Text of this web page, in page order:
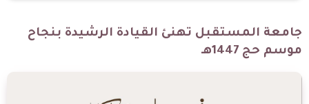
جامعة المستقبل تهنئ القيادة الرشيدة بنجاح
موسم حج 1447هـ